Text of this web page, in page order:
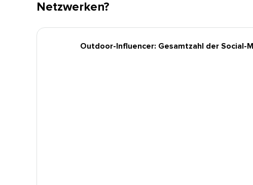
Netzwerken?​​
Outdoor-Influencer: Gesamtzahl der Social-